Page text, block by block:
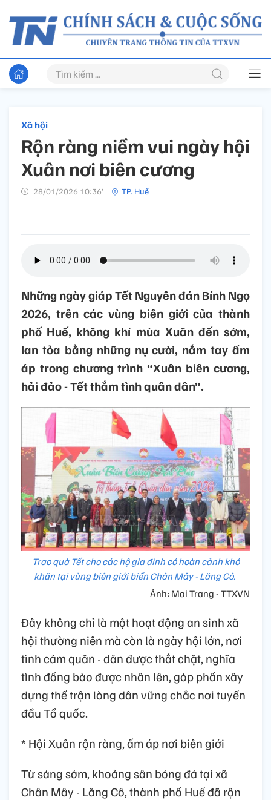
Xã hội
Rộn ràng niềm vui ngày hội
Xuân nơi biên cương
28/01/2026 10:36’ TP. Huế
Những ngày giáp Tết Nguyên đán Bính Ngọ
2026, trên các vùng biên giới của thành
phố Huế, không khí mùa Xuân đến sớm,
lan tỏa bằng những nụ cười, nắm tay ấm
áp trong chương trình “Xuân biên cương,
hải đảo - Tết thắm tình quân dân”.
Trao quà Tết cho các hộ gia đình có hoàn cảnh khó
khăn tại vùng biên giới biển Chân Mây - Lăng Cô.
Ảnh: Mai Trang - TTXVN
Đây không chỉ là một hoạt động an sinh xã
hội thường niên mà còn là ngày hội lớn, nơi
tình cảm quân - dân được thắt chặt, nghĩa
tình đồng bào được nhân lên, góp phần xây
dựng thế trận lòng dân vững chắc nơi tuyến
đầu Tổ quốc.
* Hội Xuân rộn ràng, ấm áp nơi biên giới
Từ sáng sớm, khoảng sân bóng đá tại xã
Chân Mây - Lăng Cô, thành phố Huế đã rộn